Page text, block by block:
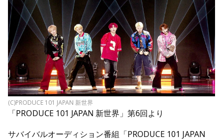
(C)PRODUCE 101 JAPAN 新世界
「PRODUCE 101 JAPAN 新世界」第6回より
サバイバルオーディション番組「PRODUCE 101 JAPAN